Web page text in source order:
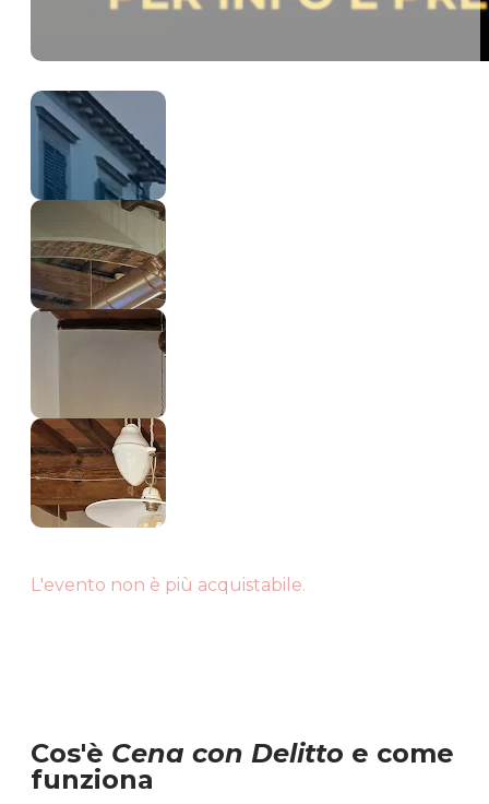
L'evento non è più acquistabile.
Cos'è Cena con Delitto e come
funziona